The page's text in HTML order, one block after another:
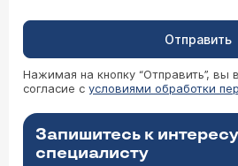
Отправить
Нажимая на кнопку “Отправить”, вы
согласие с условиями обработки
Запишитесь к
специалисту